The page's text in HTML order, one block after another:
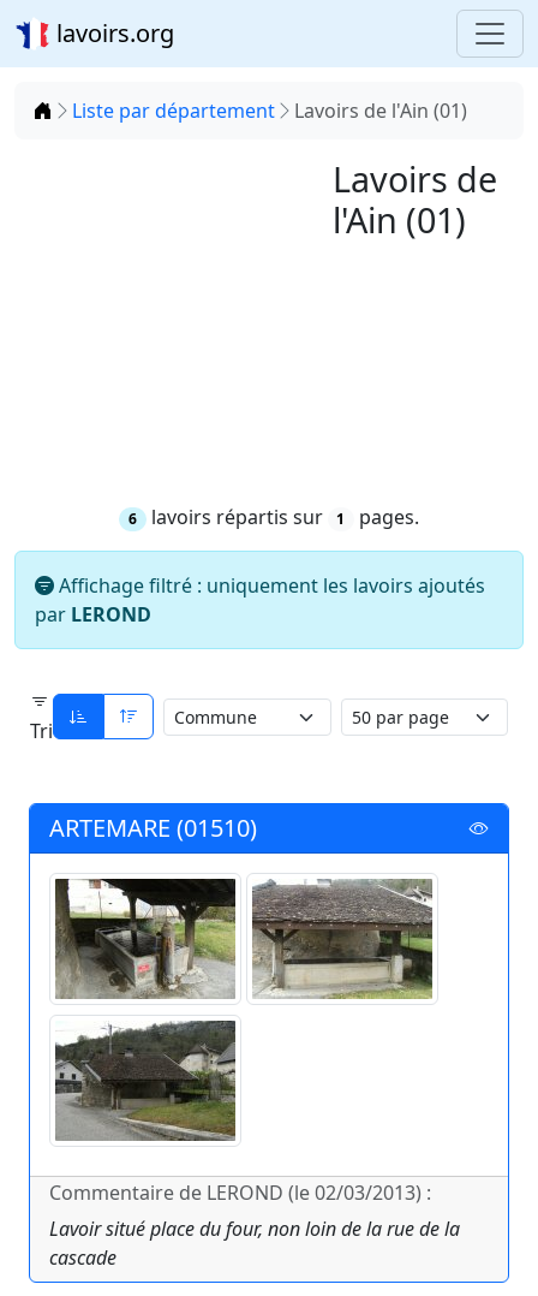
lavoirs.org
Accueil
Liste par département Lavoirs de l'Ain (01)
Lavoirs de
l'Ain (01)
6 lavoirs répartis sur 1 pages.
Affichage filtré : uniquement les lavoirs ajoutés
par LEROND
Tri
ARTEMARE (01510)
Commentaire de LEROND (le 02/03/2013) :
Lavoir situé place du four, non loin de la rue de la
cascade